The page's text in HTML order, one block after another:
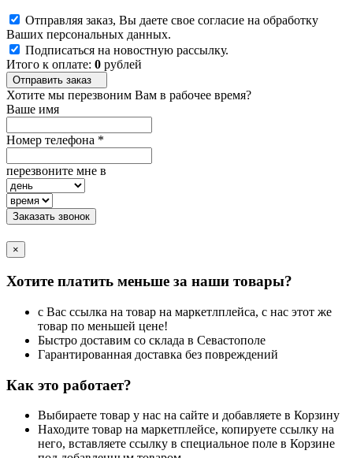
Отправляя заказ, Вы даете свое согласие на обработку
Ваших персональных данных.
Подписаться на новостную рассылку.
Итого к оплате: 0 рублей
Хотите мы перезвоним Вам в рабочее время?
Ваше имя
Номер телефона *
перезвоните мне в
Заказать звонок
×
Хотите платить меньше за наши товары?
с Вас ссылка на товар на маркетлплейса, с нас этот же
товар по меньшей цене!
Быстро доставим со склада в Севастополе
Гарантированная доставка без повреждений
Как это работает?
Выбираете товар у нас на сайте и добавляете в Корзину
Находите товар на маркетплейсе, копируете ссылку на
него, вставляете ссылку в специальное поле в Корзине